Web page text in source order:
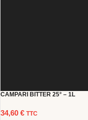
CAMPARI BITTER 25° – 1L
34,60 € TTC